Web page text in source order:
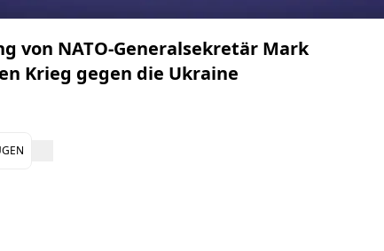
von NATO-Generalsekretär Mark
Krieg gegen die Ukraine